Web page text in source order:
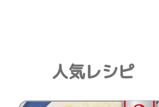
人気レシピ